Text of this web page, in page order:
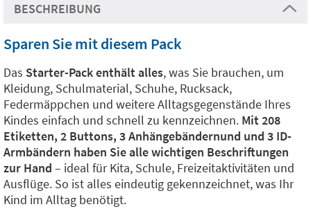
BESCHREIBUNG
Sparen Sie mit diesem Pack
Das Starter-Pack enthält alles, was Sie brauchen, um
Kleidung, Schulmaterial, Schuhe, Rucksack,
Federmäppchen und weitere Alltagsgegenstände Ihres
Kindes einfach und schnell zu kennzeichnen. Mit 208
Etiketten, 2 Buttons, 3 Anhängebändernund und 3 ID-
Armbändern haben Sie alle wichtigen Beschriftungen
zur Hand – ideal für Kita, Schule, Freizeitaktivitäten und
Ausflüge. So ist alles eindeutig gekennzeichnet, was Ihr
Kind im Alltag benötigt.